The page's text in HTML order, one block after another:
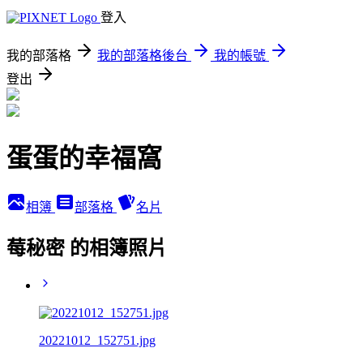
登入
我的部落格 我的部落格後台
我的帳號
登出
蛋蛋的幸福窩
相簿 部落格 名片
莓秘密 的相簿照片
20221012_152751.jpg